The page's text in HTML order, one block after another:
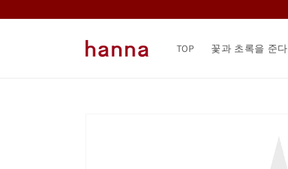
TOP 꽃과 초록을 준다